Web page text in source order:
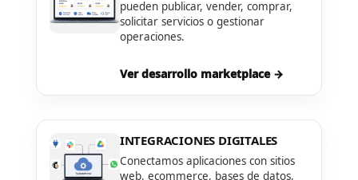
pueden publicar, vender, comprar,
solicitar servicios o gestionar
operaciones.
Ver desarrollo marketplace →
INTEGRACIONES DIGITALES
Conectamos aplicaciones con sitios
web, ecommerce, bases de datos,